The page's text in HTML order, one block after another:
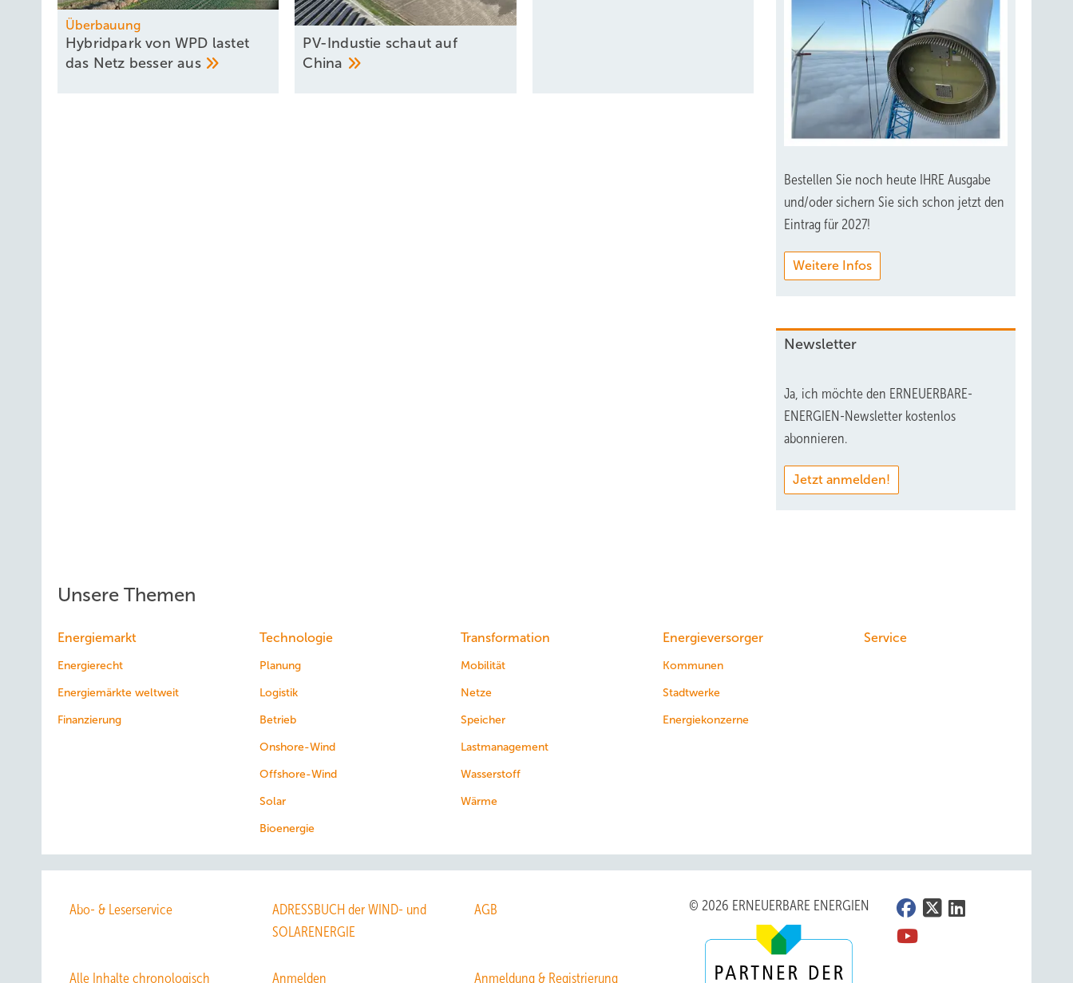
Überbauung
Hybridpark von WPD lastet
das Netz besseraus
PV-Industie schaut auf
China
Bestellen Sie noch heute IHRE Ausgabe
und/oder sichern Sie sich schon jetzt den
Eintrag für 2027!
Weitere Infos
Newsletter
Ja, ich möchte den ERNEUERBARE-
ENERGIEN-Newsletter kostenlos
abonnieren.
Jetzt anmelden!
Unsere Themen
Energiemarkt
Energierecht
Energiemärkte weltweit
Finanzierung
Technologie
Planung
Logistik
Betrieb
Onshore-Wind
Offshore-Wind
Solar
Bioenergie
Transformation
Mobilität
Netze
Speicher
Lastmanagement
Wasserstoff
Wärme
Energieversorger
Kommunen
Stadtwerke
Energiekonzerne
Service
Abo- & Leserservice
ADRESSBUCH der WIND- und
SOLARENERGIE
AGB
Alle Inhalte chronologisch Anmelden Anmeldung & Registrierung
© 2026 ERNEUERBARE ENERGIEN